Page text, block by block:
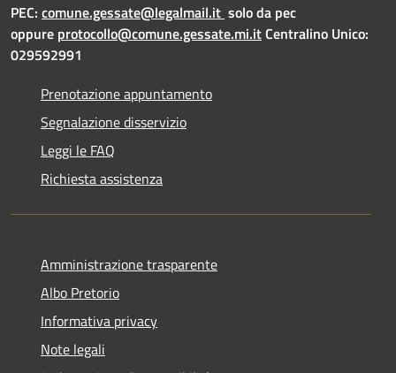
PEC: comune.gessate@legalmail.it solo da pec
oppure protocollo@comune.gessate.mi.itCentralino Unico:
029592991
Prenotazione appuntamento
Segnalazione disservizio
Leggi le FAQ
Richiesta assistenza
Amministrazione trasparente
Albo Pretorio
Informativa privacy
Note legali